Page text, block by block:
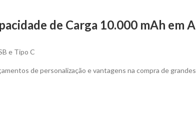
de Carga 10.000 mAh em
e Tipo C
de personalização e vantagens na compra de